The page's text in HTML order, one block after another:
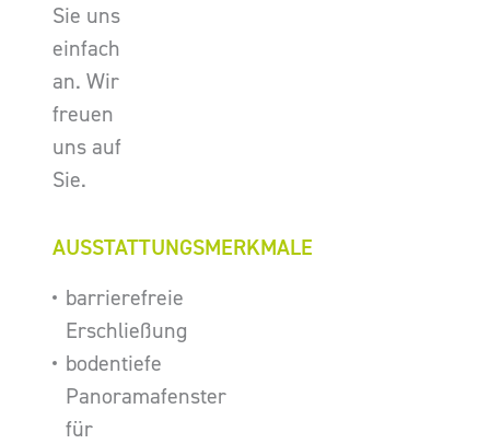
Sie uns
einfach
an. Wir
freuen
uns auf
Sie.
AUSSTATTUNGSMERKMALE
barrierefreie
Erschließung
bodentiefe
Panoramafenster
für